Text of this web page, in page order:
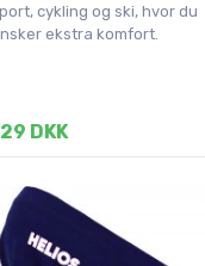
cykling og ski, hvor du
ekstra komfort.
DKK